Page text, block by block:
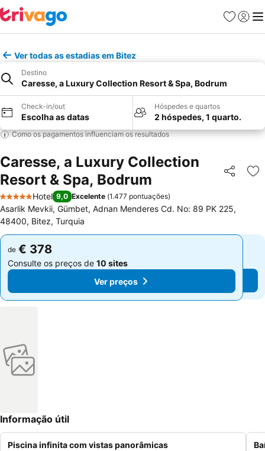
Favoritos
Iniciar
Ver todas as estadias em Bitez
Destino
Caresse, a Luxury Collection Resort & Spa, Bodrum
Check-in/out
Escolha as datas
Hóspedes e quartos
2 hóspedes, 1 quarto.
Como os pagamentos influenciam os resultados
Caresse, a Luxury Collection
Resort & Spa, Bodrum
Partilhar
5 Estrelas
Hotel 9,0 Excelente (1.477 pontuações)
Asarlik Mevkii, Gümbet, Adnan Menderes Cd. No: 89 PK 225,
48400, Bitez, Turquia
de € 378
Consulte os preços de 10 sites
Ver preços
de € 378
Consulte os preços de 10 sites
Ver preços
Informação útil
Piscina infinita com vistas panorâmicas